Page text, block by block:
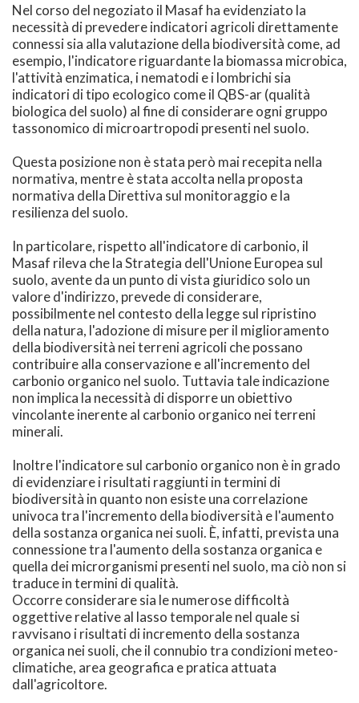
Nel corso del negoziato il Masaf ha evidenziato la
necessità di prevedere indicatori agricoli direttamente
connessi sia alla valutazione della biodiversità come, ad
esempio, l'indicatore riguardante la biomassa microbica,
l'attività enzimatica, i nematodi e i lombrichi sia
indicatori di tipo ecologico come il QBS-ar (qualità
biologica del suolo) al fine di considerare ogni gruppo
tassonomico di microartropodi presenti nel suolo.
Questa posizione non è stata però mai recepita nella
normativa, mentre è stata accolta nella proposta
normativa della Direttiva sul monitoraggio e la
resilienza del suolo.
In particolare, rispetto all'indicatore di carbonio, il
Masaf rileva che la Strategia dell'Unione Europea sul
suolo, avente da un punto di vista giuridico solo un
valore d'indirizzo, prevede di considerare,
possibilmente nel contesto della legge sul ripristino
della natura, l'adozione di misure per il miglioramento
della biodiversità nei terreni agricoli che possano
contribuire alla conservazione e all'incremento del
carbonio organico nel suolo. Tuttavia tale indicazione
non implica la necessità di disporre un obiettivo
vincolante inerente al carbonio organico nei terreni
minerali.
Inoltre l'indicatore sul carbonio organico non è in grado
di evidenziare i risultati raggiunti in termini di
biodiversità in quanto non esiste una correlazione
univoca tra l'incremento della biodiversità e l'aumento
della sostanza organica nei suoli. È, infatti, prevista una
connessione tra l'aumento della sostanza organica e
quella dei microrganismi presenti nel suolo, ma ciò non si
traduce in termini di qualità.
Occorre considerare sia le numerose difficoltà
oggettive relative al lasso temporale nel quale si
ravvisano i risultati di incremento della sostanza
organica nei suoli, che il connubio tra condizioni meteo-
climatiche, area geografica e pratica attuata
dall'agricoltore.